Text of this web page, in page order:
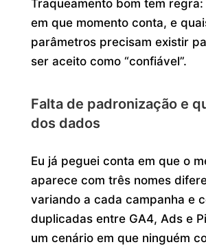
Traqueamento bom tem
em que momento conta, e
parâmetros precisam existir
ser aceito como “confiável”.
Falta de padronização e
dos dados
Eu já peguei conta em que o
aparece com três nomes
variando a cada campanha e
duplicadas entre GA4, Ads e
um cenário em que ninguém